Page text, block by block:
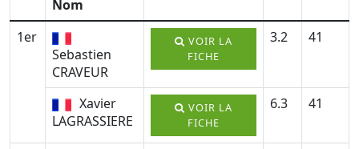
Nom
1er
Sebastien
CRAVEUR
VOIR LA
FICHE
3.2 41
Xavier
LAGRASSIERE
VOIR LA
FICHE
6.3 41